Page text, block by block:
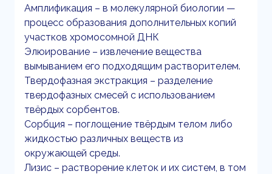
Амплификация – в молекулярной биологии —
процесс образования дополнительных копий
участков хромосомной ДНК
Элюирование – извлечение вещества
вымыванием его подходящим растворителем.
Твердофазная экстракция – разделение
твердофазных смесей с использованием
твёрдых сорбентов.
Сорбция – поглощение твёрдым телом либо
жидкостью различных веществ из
окружающей среды.
Лизис – растворение клеток и их систем, в том